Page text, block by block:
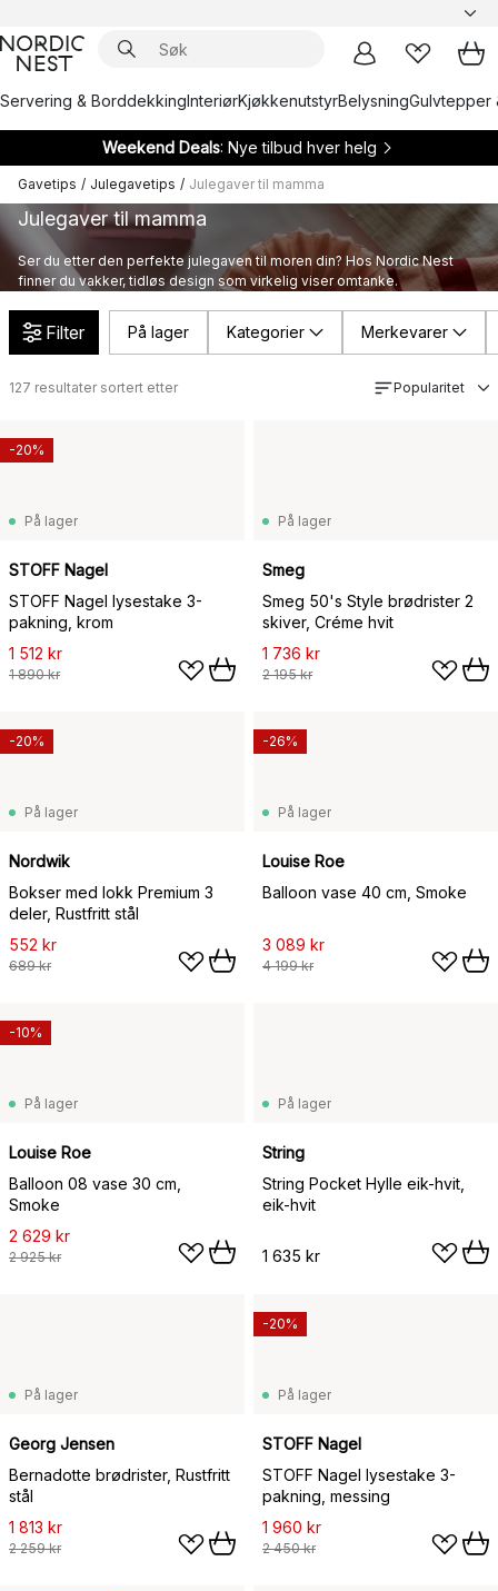
Servering & BorddekkingInteriørKjøkkenutstyrBelysningGulvtepper
Weekend Deals: Nye tilbud hver helg
Gavetips / Julegavetips / Julegaver til mamma
Julegaver til mamma
Ser du etter den perfekte julegaven til moren din? Hos Nordic Nest
finner du vakker, tidløs design som virkelig viser omtanke.
Filter På lager Kategorier Merkevarer
127 resultater sortert etter Popularitet
På lager
STOFF Nagel
STOFF Nagel lysestake 3-
pakning, krom
1 512 kr
1 890 kr
-20%
På lager
Smeg
Smeg 50's Style brødrister 2
skiver, Créme hvit
1 736 kr
2 195 kr
På lager
Nordwik
Bokser med lokk Premium 3
deler, Rustfritt stål
552 kr
689 kr
-20%
På lager
Louise Roe
Balloon vase 40 cm, Smoke
3 089 kr
4 199 kr
-26%
På lager
Louise Roe
Balloon 08 vase 30 cm,
Smoke
2 629 kr
2 925 kr
-10%
På lager
String
String Pocket Hylle eik-hvit,
eik-hvit
1 635 kr
På lager
Georg Jensen
Bernadotte brødrister, Rustfritt
stål
1 813 kr
2 259 kr
På lager
STOFF Nagel
STOFF Nagel lysestake 3-
pakning, messing
1 960 kr
2 450 kr
-20%